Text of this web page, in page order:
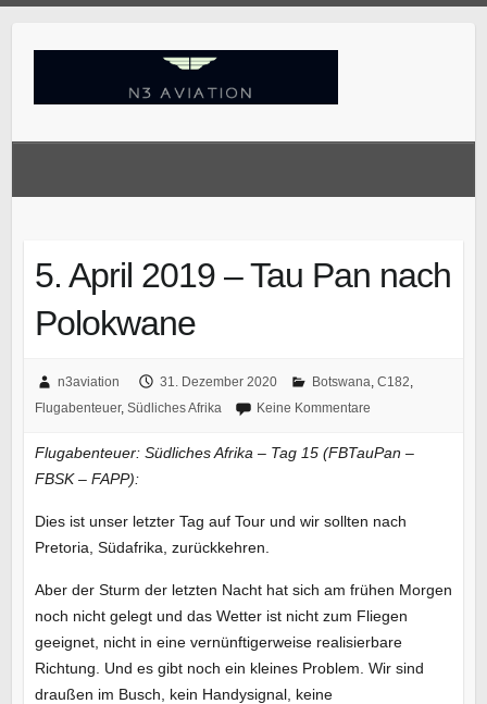
5. April 2019 – Tau Pan nach
Polokwane
n3aviation 31. Dezember 2020 Botswana C182
Flugabenteuer, Südliches Afrika Keine Kommentare
Flugabenteuer: Südliches Afrika – Tag 15 (FBTauPan –
FBSK – FAPP):
Dies ist unser letzter Tag auf Tour und wir sollten nach
Pretoria, Südafrika, zurückkehren.
Aber der Sturm der letzten Nacht hat sich am frühen Morgen
noch nicht gelegt und das Wetter ist nicht zum Fliegen
geeignet, nicht in eine vernünftigerweise realisierbare
Richtung. Und es gibt noch ein kleines Problem. Wir sind
draußen im Busch, kein Handysignal, keine